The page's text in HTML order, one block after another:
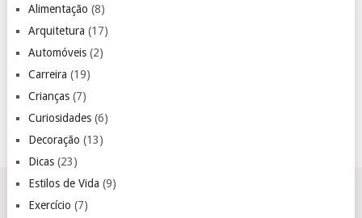
Alimentação (8)
Arquitetura (17)
Automóveis(2)
Carreira (19)
Crianças(7)
Curiosidades(6)
Decoração (13)
Dicas(23)
Estilos de Vida (9)
Exercício (7)